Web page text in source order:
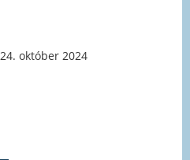
24. október 2024